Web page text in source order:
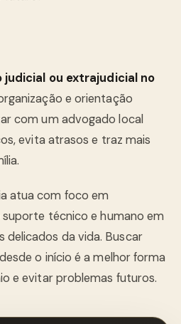
judicial ou extrajudicial no
e orientação
com um advogado local
evita atrasos e traz mais
atua com foco em
técnico e humano em
da vida. Buscar
o início é a melhor forma
e evitar problemas futuros.